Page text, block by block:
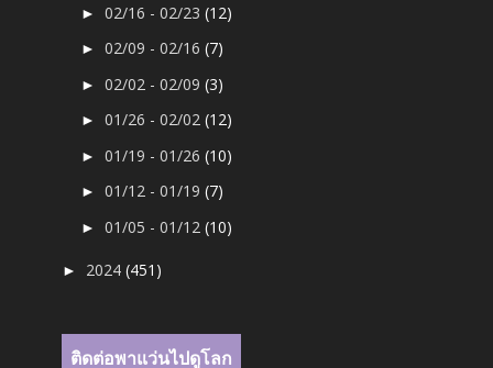
►02/16 - 02/23(12)
►02/09 - 02/16(7)
►02/02 - 02/09(3)
►01/26 - 02/02(12)
►01/19 - 01/26(10)
►01/12 - 01/19(7)
►01/05 - 01/12(10)
► 2024(451)
ติดต่อพาแว่นไปดูโลก